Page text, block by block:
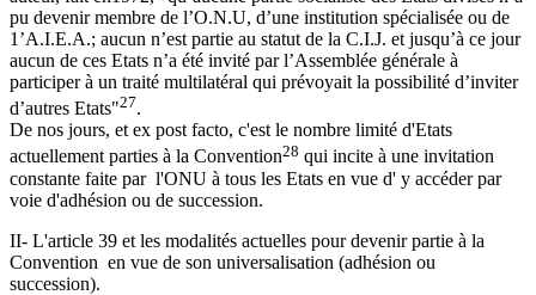
pu devenir membre de l’O.N.U, d’une institution spécialisée ou de
1’A.I.E.A.; aucun n’est partie au statut de la C.I.J. et jusqu’à ce jour
aucun de ces Etats n’a été invité par l’Assemblée générale à
participer à un traité multilatéral qui prévoyait la possibilité d’inviter
d’autres Etats"27.
De nos jours, et ex post facto, c'est le nombre limité d'Etats
actuellement parties à la Convention28 qui incite à une invitation
constante faite par l'ONU à tous les Etats en vue d' y accéder par
voie d'adhésion ou de succession.
II- L'article 39 et les modalités actuelles pour devenir partie à la
Convention en vue de son universalisation (adhésion ou
succession).